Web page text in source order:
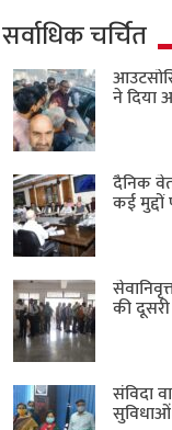
सर्वाधिक चर्चित
ने दिया
दैनिक
कई
की
संविदा